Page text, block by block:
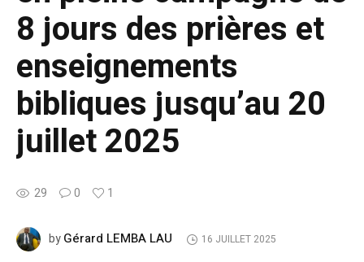
8 jours des prières et
enseignements
bibliques jusqu’au 20
juillet 2025
29 0 1
byGérard LEMBA LAU 16 JUILLET 2025